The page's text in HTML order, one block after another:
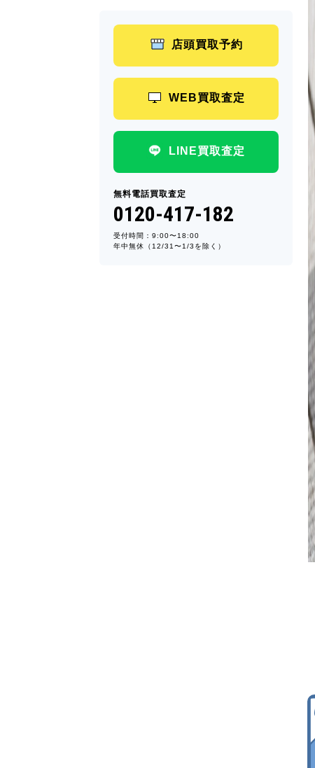
店頭買取予約
WEB買取査定
LINE買取査定
無料電話買取査定
0120-417-182
受付時間：9:00〜18:00
年中無休（12/31〜1/3を除く）